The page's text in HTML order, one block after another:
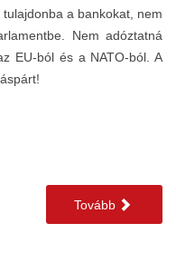
a bankokat, nem
Nem adóztatná
EU-ból és a NATO-ból. A
Tovább